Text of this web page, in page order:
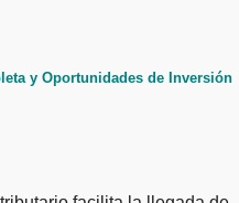
y Oportunidades de Inversión